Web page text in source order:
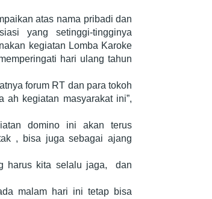
atas nama pribadi dan
yang setinggi-tingginya
kegiatan Lomba Karoke
hari ulang tahun
forum RT dan para tokoh
ah kegiatan masyarakat ini”,
domino ini akan terus
, bisa juga sebagai ajang
harus kita selalu jaga, dan
malam hari ini tetap bisa